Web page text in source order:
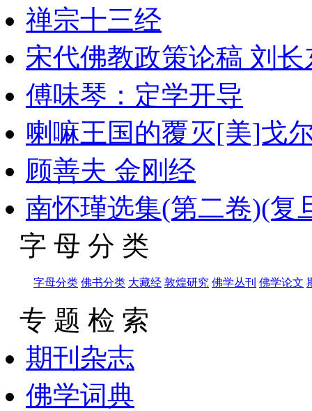
禅宗十三经
宋代佛教政策论稿 刘长
傅味琴：定学开导
喇嘛王国的覆灭[美]戈
顾善夫 金刚经
南怀瑾选集(第二卷)(复
字 母 分 类
字母分类 佛书分类 大藏经 敦煌研究 佛学丛刊 佛学论文
专 题 检 索
期刊杂志
佛学词典